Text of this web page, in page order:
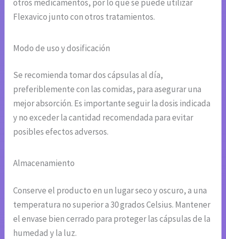
otros medicamentos, por lo que se puede utilizar
Flexavico junto con otros tratamientos.
Modo de uso y dosificación
Se recomienda tomar dos cápsulas al día,
preferiblemente con las comidas, para asegurar una
mejor absorción. Es importante seguir la dosis indicada
y no exceder la cantidad recomendada para evitar
posibles efectos adversos.
Almacenamiento
Conserve el producto en un lugar seco y oscuro, a una
temperatura no superior a 30 grados Celsius. Mantener
el envase bien cerrado para proteger las cápsulas de la
humedad y la luz.